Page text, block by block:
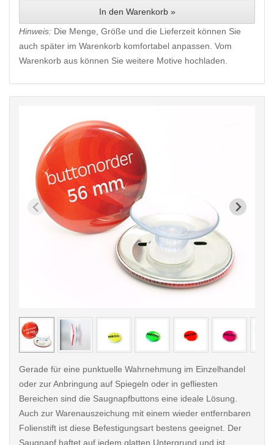
In den Warenkorb »
Hinweis: Die Menge, Größe und die Lieferzeit können Sie
auch später im Warenkorb komfortabel anpassen. Vom
Warenkorb aus können Sie weitere Motive hochladen.
< /picture>
Gerade für eine punktuelle Wahrnehmung im Einzelhandel
oder zur Anbringung auf Spiegeln oder in gefliesten
Bereichen sind die Saugnapfbuttons eine ideale Lösung.
Auch zur Warenauszeichung mit einem wieder entfernbaren
Folienstift ist diese Befestigungsart bestens geeignet. Der
Saugnapf haftet auf jedem glatten Untergrund und ist